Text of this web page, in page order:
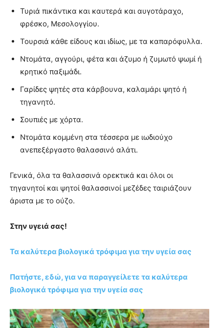
Τυριά πικάντικα και καυτερά και αυγοτάραχο,
φρέσκο, Μεσολογγίου.
Τουρσιά κάθε είδους και ιδίως, με τα καπαρόφυλλα.
Ντομάτα, αγγούρι, φέτα και άζυμο ή ζυμωτό ψωμί ή
κρητικό παξιμάδι.
Γαρίδες ψητές στα κάρβουνα, καλαμάρι ψητό ή
τηγανητό.
Σουπιές με χόρτα.
Ντομάτα κομμένη στα τέσσερα με ιωδιούχο
ανεπεξέργαστο θαλασσινό αλάτι.
Γενικά, όλα τα θαλασσινά ορεκτικά και όλοι οι
τηγανητοί και ψητοί θαλασσινοί μεζέδες ταιριάζουν
άριστα με το ούζο.
Στην υγειά σας!
Τα καλύτερα βιολογικά τρόφιμα για την υγεία σας
Πατήστε, εδώ, για να παραγγείλετε τα καλύτερα
βιολογικά τρόφιμα για την υγεία σας